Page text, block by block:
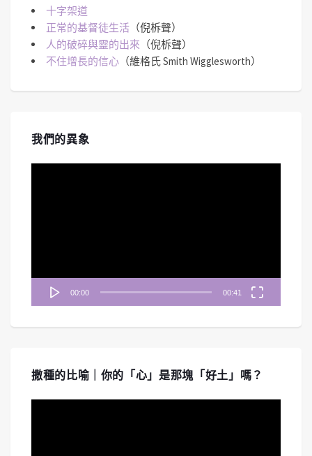
十字架道
正常的基督徒生活 （倪柝聲）
人的破碎與靈的出來 （倪柝聲）
不住增長的信心 （維格氏 Smith Wigglesworth）
我們的異象
00:00 00:41
撒種的比喻｜你的「心」是那塊「好土」嗎？